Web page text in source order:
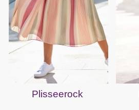
Plisseerock